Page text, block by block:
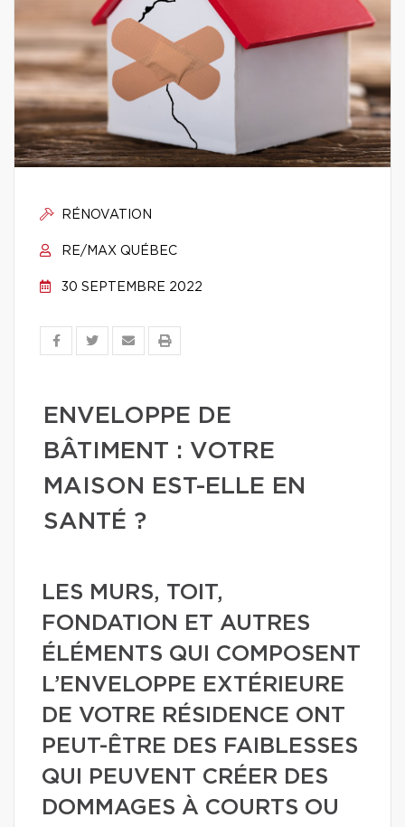
RÉNOVATION
RE/MAX QUÉBEC
30 SEPTEMBRE 2022
ENVELOPPE DE
BÂTIMENT : VOTRE
MAISON EST-ELLE EN
SANTÉ ?
LES MURS, TOIT,
FONDATION ET AUTRES
ÉLÉMENTS QUI COMPOSENT
L’ENVELOPPE EXTÉRIEURE
DE VOTRE RÉSIDENCE ONT
PEUT-ÊTRE DES FAIBLESSES
QUI PEUVENT CRÉER DES
DOMMAGES À COURTS OU